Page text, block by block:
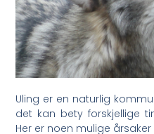
Uling er en naturlig
det kan bety forskjellige⁤
Her er noen mulige